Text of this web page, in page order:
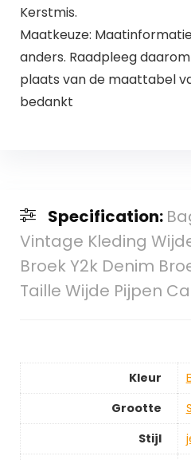
Kerstmis.
Maatkeuze:
anders. Raadpleeg
plaats van de maattabel
bedankt
Specification:
Vintage Kleding
Broek Y2k Denim
Taille Wijde Pijpen
Kleur
Grootte
‎S
Stijl